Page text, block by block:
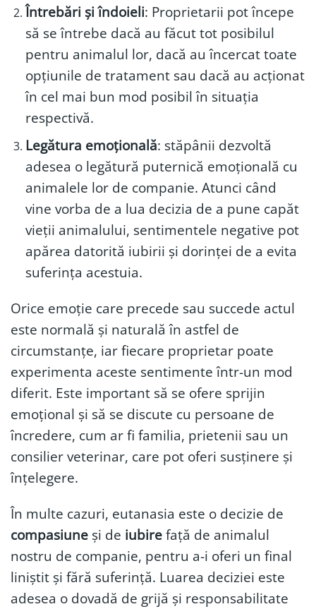
Întrebări și îndoieli: Proprietarii pot începe
să se întrebe dacă au făcut tot posibilul
pentru animalul lor, dacă au încercat toate
opțiunile de tratament sau dacă au acționat
în cel mai bun mod posibil în situația
respectivă.
Legătura emoțională: stăpânii dezvoltă
adesea o legătură puternică emoțională cu
animalele lor de companie. Atunci când
vine vorba de a lua decizia de a pune capăt
vieții animalului, sentimentele negative pot
apărea datorită iubirii și dorinței de a evita
suferința acestuia.
Orice emoție care precede sau succede actul
este normală și naturală în astfel de
circumstanțe, iar fiecare proprietar poate
experimenta aceste sentimente într-un mod
diferit. Este important să se ofere sprijin
emoțional și să se discute cu persoane de
încredere, cum ar fi familia, prietenii sau un
consilier veterinar, care pot oferi susținere și
înțelegere.
În multe cazuri, eutanasia este o decizie de
compasiune și de iubirefață de animalul
nostru de companie, pentru a-i oferi un final
liniștit și fără suferință. Luarea deciziei este
adesea o dovadă de grijă și responsabilitate